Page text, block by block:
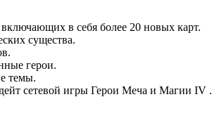
в себя более 20 новых карт.
существа.
герои.
темы.
сетевой игры Герои Меча и Магии IV .